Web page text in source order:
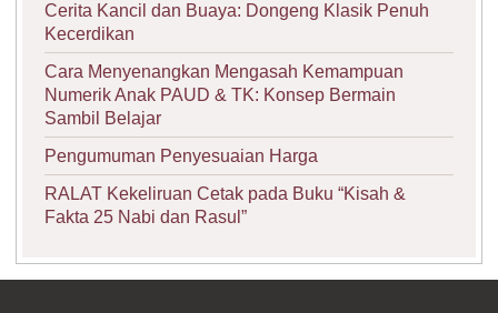
Cerita Kancil dan Buaya: Dongeng Klasik Penuh
Kecerdikan
Cara Menyenangkan Mengasah Kemampuan
Numerik Anak PAUD & TK: Konsep Bermain
Sambil Belajar
Pengumuman Penyesuaian Harga
RALAT Kekeliruan Cetak pada Buku “Kisah &
Fakta 25 Nabi dan Rasul”